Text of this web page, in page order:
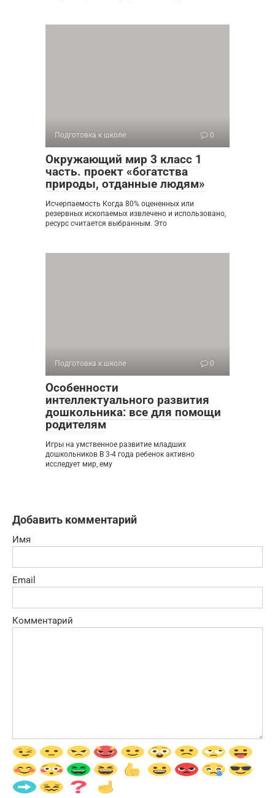
Подготовка к школе 0
Окружающий мир 3 класс 1
часть. проект «богатства
природы, отданные людям»
Исчерпаемость Когда 80% оцененных или
резервных ископаемых извлечено и использовано,
ресурс считается выбранным. Это
Подготовка к школе 0
Особенности
интеллектуального развития
дошкольника: все для помощи
родителям
Игры на умственное развитие младших
дошкольников В 3-4 года ребенок активно
исследует мир, ему
Добавить комментарий
Имя
Email
Комментарий